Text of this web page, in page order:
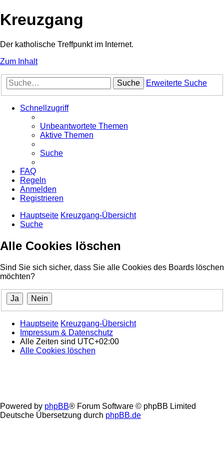
Kreuzgang
Der katholische Treffpunkt im Internet.
Zum Inhalt
Suche Erweiterte Suche
Schnellzugriff
Unbeantwortete Themen
Aktive Themen
Suche
FAQ
Regeln
Anmelden
Registrieren
Hauptseite Kreuzgang-Übersicht
Suche
Alle Cookies löschen
Sind Sie sich sicher, dass Sie alle Cookies des Boards löschen
möchten?
Hauptseite Kreuzgang-Übersicht
Impressum & Datenschutz
Alle Zeiten sind UTC+02:00
Alle Cookies löschen
Powered by phpBB® Forum Software © phpBB Limited
Deutsche Übersetzung durch phpBB.de